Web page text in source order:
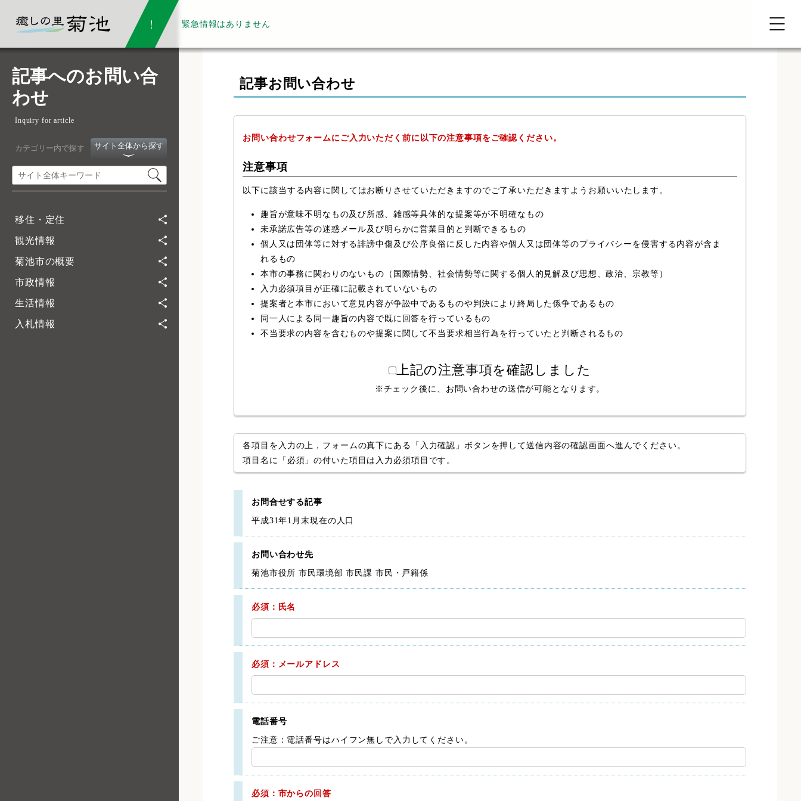
緊急情報はありません
記事へのお問い合
わせ
Inquiry for article
カテゴリー内で探す サイト全体から探す
移住・定住
観光情報
菊池市の概要
市政情報
生活情報
入札情報
記事お問い合わせ
お問い合わせフォームにご入力いただく前に以下の注意事項をご確認ください。
注意事項
以下に該当する内容に関してはお断りさせていただきますのでご了承いただきますようお願いいたします。
趣旨が意味不明なもの及び所感、雑感等具体的な提案等が不明確なもの
未承諾広告等の迷惑メール及び明らかに営業目的と判断できるもの
個人又は団体等に対する誹謗中傷及び公序良俗に反した内容や個人又は団体等のプライバシーを侵害する内容が含ま
れるもの
本市の事務に関わりのないもの（国際情勢、社会情勢等に関する個人的見解及び思想、政治、宗教等）
入力必須項目が正確に記載されていないもの
提案者と本市において意見内容が争訟中であるものや判決により終局した係争であるもの
同一人による同一趣旨の内容で既に回答を行っているもの
不当要求の内容を含むものや提案に関して不当要求相当行為を行っていたと判断されるもの
上記の注意事項を確認しました
※チェック後に、お問い合わせの送信が可能となります。
各項目を入力の上，フォームの真下にある「入力確認」ボタンを押して送信内容の確認画面へ進んでください。
項目名に「必須」の付いた項目は入力必須項目です。
お問合せする記事
平成31年1月末現在の人口
お問い合わせ先
菊池市役所 市民環境部 市民課 市民・戸籍係
必須：氏名
必須：メールアドレス
電話番号
ご注意：電話番号はハイフン無しで入力してください。
必須：市からの回答